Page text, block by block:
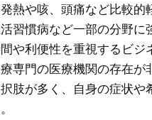
熱や咳、頭痛など比較的
習慣病など一部の分野に
や利便性を重視するビジ
専門の医療機関の存在が
肢が多く、自身の症状や